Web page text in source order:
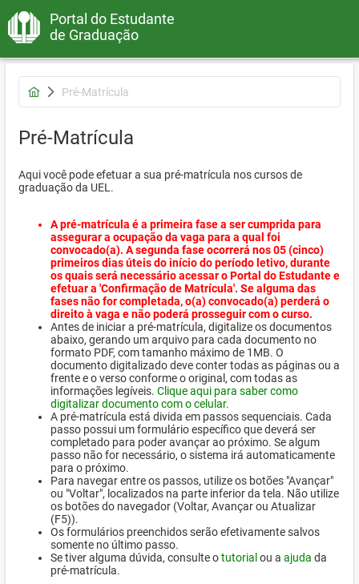
Portal do Estudante
de Graduação
Pré-Matrícula
Pré-Matrícula
Aqui você pode efetuar a sua pré-matrícula nos cursos de
graduação da UEL.
A pré-matrícula é a primeira fase a ser cumprida para
assegurar a ocupação da vaga para a qual foi
convocado(a). A segunda fase ocorrerá nos 05 (cinco)
primeiros dias úteis do início do período letivo, durante
os quais será necessário acessar o Portal do Estudante e
efetuar a 'Confirmação de Matrícula'. Se alguma das
fases não for completada, o(a) convocado(a) perderá o
direito à vaga e não poderá prosseguir com o curso.
Antes de iniciar a pré-matrícula, digitalize os documentos
abaixo, gerando um arquivo para cada documento no
formato PDF, com tamanho máximo de 1MB. O
documento digitalizado deve conter todas as páginas ou a
frente e o verso conforme o original, com todas as
informações legíveis. Clique aqui para saber como
digitalizar documento com o celular.
A pré-matrícula está divida em passos sequenciais. Cada
passo possui um formulário específico que deverá ser
completado para poder avançar ao próximo. Se algum
passo não for necessário, o sistema irá automaticamente
para o próximo.
Para navegar entre os passos, utilize os botões "Avançar"
ou "Voltar", localizados na parte inferior da tela. Não utilize
os botões do navegador (Voltar, Avançar ou Atualizar
(F5)).
Os formulários preenchidos serão efetivamente salvos
somente no último passo.
Se tiver alguma dúvida, consulte otutorial ou a ajuda da
pré-matrícula.